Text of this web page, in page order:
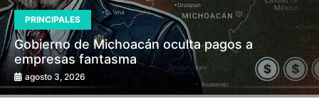
PRINCIPALES
Gobierno de Michoacán oculta pagos a
empresas fantasma
agosto 3, 2026